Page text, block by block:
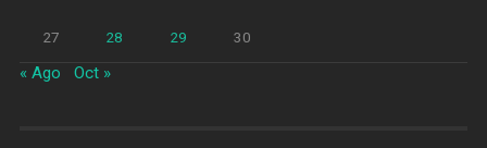
27 28 29 30
« Ago Oct »